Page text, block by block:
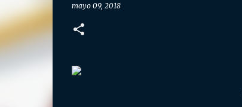
mayo 09, 2018